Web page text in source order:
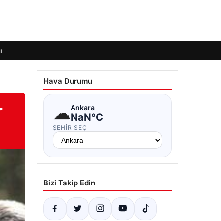
Hava Durumu
☁Ankara
NaN°C
ŞEHIR SEÇ
Bizi Takip Edin